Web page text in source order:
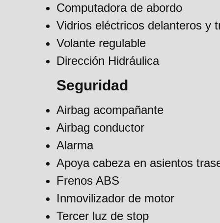
Computadora de abordo
Vidrios eléctricos delanteros y
Volante regulable
Dirección Hidráulica
Seguridad
Airbag acompañante
Airbag conductor
Alarma
Apoya cabeza en asientos
Frenos ABS
Inmovilizador de motor
Tercer luz de stop